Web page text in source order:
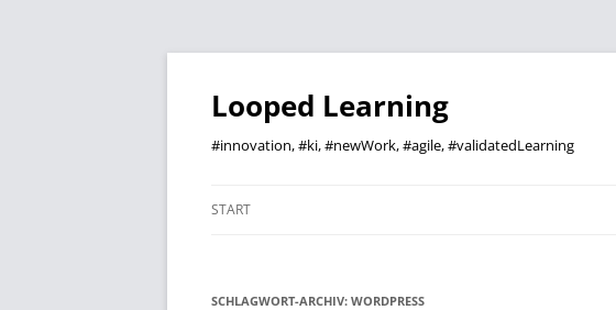
Zum
Looped Learning
#innovation, #ki, #newWork, #agile, #validatedLearning
START
SCHLAGWORT-ARCHIV: WORDPRESS